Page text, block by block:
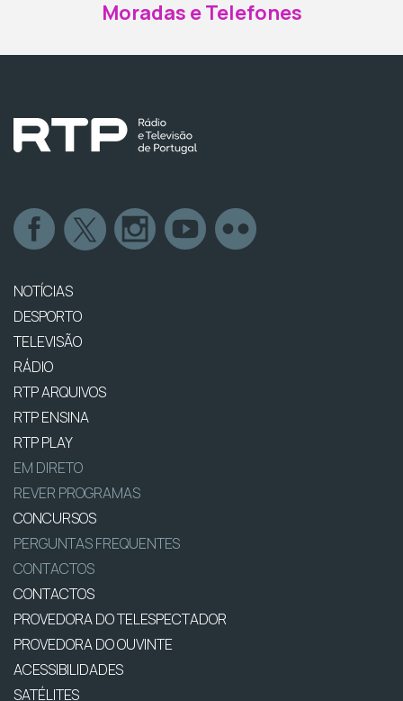
Moradas e Telefones
NOTÍCIAS
DESPORTO
TELEVISÃO
RÁDIO
RTP ARQUIVOS
RTP ENSINA
RTP PLAY
EM DIRETO
REVER PROGRAMAS
CONCURSOS
PERGUNTAS FREQUENTES
CONTACTOS
CONTACTOS
PROVEDORA DO TELESPECTADOR
PROVEDORA DO OUVINTE
ACESSIBILIDADES
SATÉLITES